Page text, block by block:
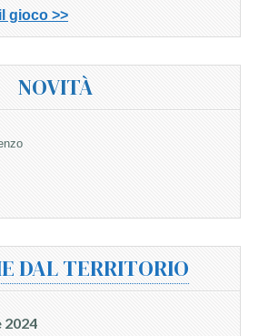
gioco >>
NOVITÀ
DAL TERRITORIO
2024